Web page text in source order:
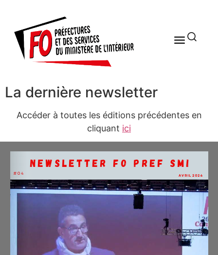
La dernière newsletter
Accéder à toutes les éditions précédentes en
cliquant ici